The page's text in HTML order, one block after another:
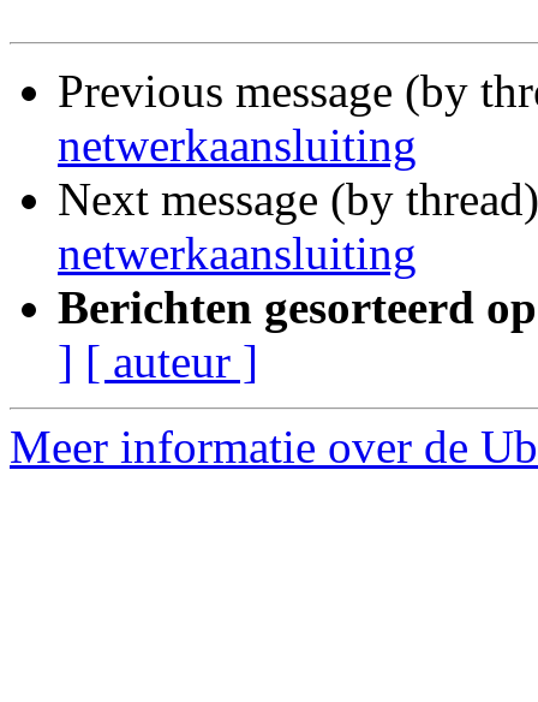
Previous message (by
netwerkaansluiting
Next message (by
netwerkaansluiting
Berichten gesorteerd
] [ auteur ]
Meer informatie over de